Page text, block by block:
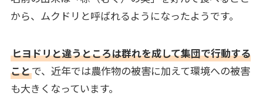
から、ムクドリと呼ばれるようになったようです。
ヒヨドリと違うところは群れを成して集団で行動する
ことで、近年では農作物の被害に加えて環境への被害
も大きくなっています。